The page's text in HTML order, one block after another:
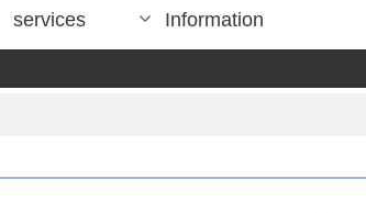
services Information